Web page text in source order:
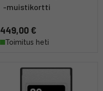
-muistikortti
449,00 €
Toimitus heti